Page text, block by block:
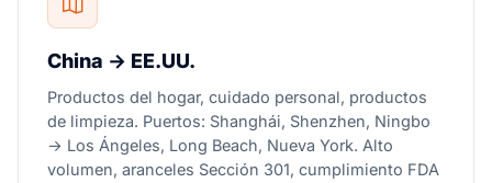
China → EE.UU.
Productos del hogar, cuidado personal, productos
de limpieza. Puertos: Shanghái, Shenzhen, Ningbo
→ Los Ángeles, Long Beach, Nueva York. Alto
volumen, aranceles Sección 301, cumplimiento FDA